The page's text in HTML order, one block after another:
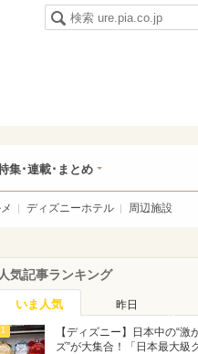
集･連載･まとめ
ディズニーホテル 周辺施設
人気記事ランキング
いま人気 昨日
1
【ディズニー】日本中の“激
ズ”が大集合！「日本最大級